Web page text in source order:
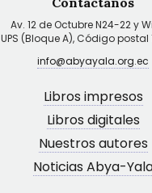
Av. 12 de Octubre N24-22 y
UPS (Bloque A), Código postal
info@abyayala.org.ec
Libros impresos
Libros digitales
Nuestros autores
Noticias Abya-